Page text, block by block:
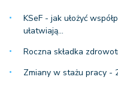
KSeF - jak ułożyć
ułatwiają…
Roczna składka
Zmiany w stażu pracy -